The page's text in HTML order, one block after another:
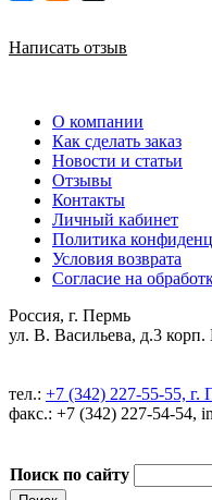
Написать отзыв
О компании
Как сделать заказ
Новости и статьи
Отзывы
Контакты
Личный кабинет
Политика
Условия возврата
Согласие на
Россия, г. Пермь
ул. В. Васильева, д.3 корп.
тел.: +7 (342) 227-55-55, г.
факс.: +7 (342) 227-54-54,
Поиск по сайту